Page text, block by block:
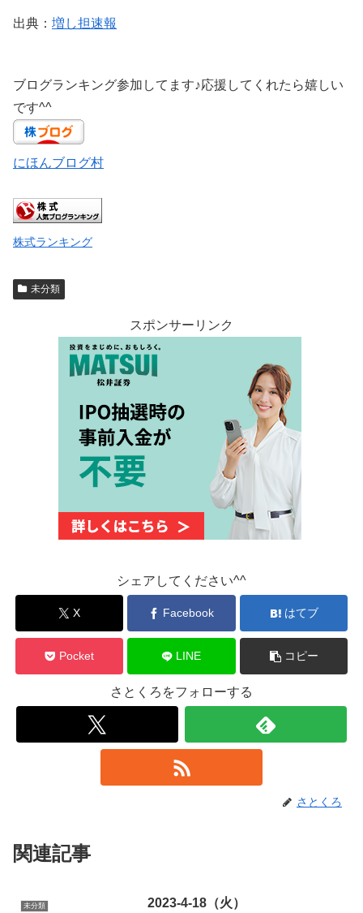
出典： 増し担速報
ブログランキング参加してます♪応援してくれたら嬉しい
です^^
にほんブログ村
株式ランキング
未分類
スポンサーリンク
シェアしてください^^
X Facebook はてブ
Pocket LINE コピー
さとくろをフォローする
さとくろ
関連記事
未分類 2023-4-18（火）